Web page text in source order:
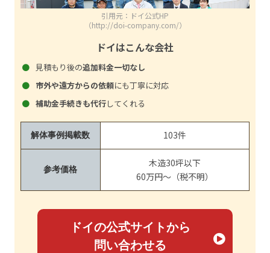
引用元：ドイ公式HP
（http://doi-company.com/）
ドイはこんな会社
見積もり後の追加料金一切なし
市外や遠方からの依頼にも丁寧に対応
補助金手続きも代行してくれる
解体事例掲載数 103件
参考価格
木造30坪以下
60万円～（税不明）
ドイの公式サイトから
問い合わせる